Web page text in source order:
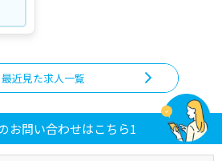
最近見た求人一覧
お問い合わせはこちら1